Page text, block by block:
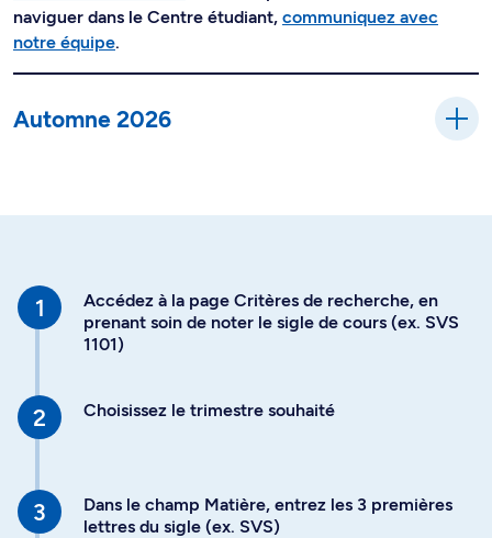
naviguer dans le Centre étudiant, communiquez avec
notre équipe.
Automne 2026
Accédez à la page Critères de recherche, en
prenant soin de noter le sigle de cours (ex. SVS
1101)
Choisissez le trimestre souhaité
Dans le champ Matière, entrez les 3 premières
lettres du sigle (ex. SVS)